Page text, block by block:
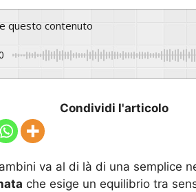
questo contenuto
Condividi l'articolo
va al di là di una semplice
che esige un equilibrio tra